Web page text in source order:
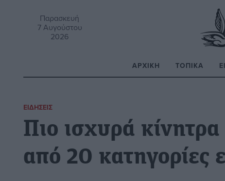
Παρασκευή
7 Αυγούστου
2026
ΑΡΧΙΚΉ ΤΟΠΙΚΆ
ΕΙΔΉΣΕΙΣ
Πιο ισχυρά κίνητρα
από 20 κατηγορίες